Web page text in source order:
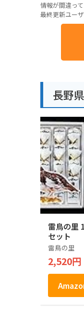
情報が間違って
最終更新ユーザ
長野
雷鳥の里
セット
雷鳥の里
2,520円